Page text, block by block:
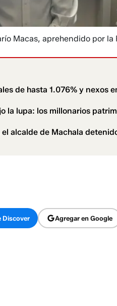
Macas, aprehendido por la
de hasta 1.076% y nexos
la lupa: los millonarios
alcalde de Machala
Discover Agregar en Google